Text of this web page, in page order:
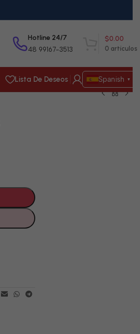
Hotline 24/7
48 99167-3513 0 artículos
$0.00
Lista De Deseos Spanish ▼